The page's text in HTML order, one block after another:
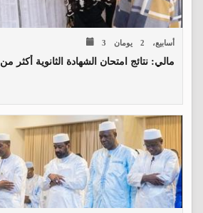
3 أسابيع، 2 يومان
مالي: نتائج امتحان الشهادة الثانوية أكثر من 50 ألف ناجح